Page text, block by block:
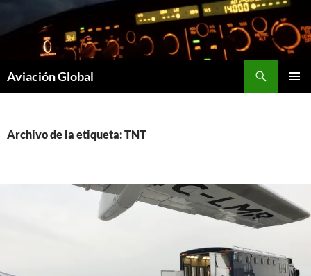
contenido
Aviación Global
Archivo de la etiqueta: TNT